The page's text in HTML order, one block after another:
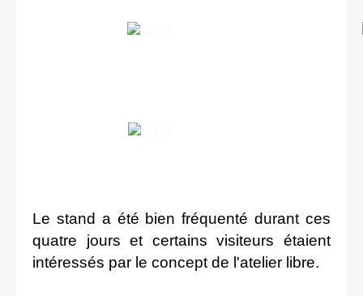
Le stand a été bien fréquenté durant ces
quatre jours et certains visiteurs étaient
intéressés par le concept de l'atelier libre.